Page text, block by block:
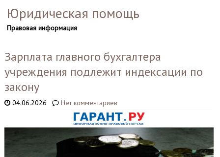
Юридическая помощь
Правовая информация
Зарплата главного бухгалтера
учреждения подлежит индексации по
закону
04.06.2026 Нет комментариев